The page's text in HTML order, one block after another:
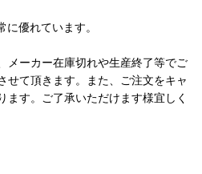
優れています。
メーカー在庫切れや生産終了等でご
せて頂きます。また、ご注文をキャ
ます。ご了承いただけます様宜しく